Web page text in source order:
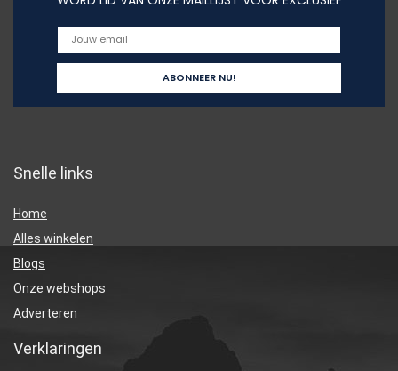
Snelle links
Home
Alles winkelen
Blogs
Onze webshops
Adverteren
Verklaringen